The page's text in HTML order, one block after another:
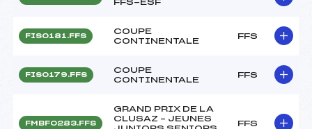
FFS-ESF
FIS0181.FFS
COUPE
CONTINENTALE
FFS
FIS0179.FFS
COUPE
CONTINENTALE
FFS
FMBF0283.FFS
GRAND PRIX DE LA
CLUSAZ – JEUNES
FFS